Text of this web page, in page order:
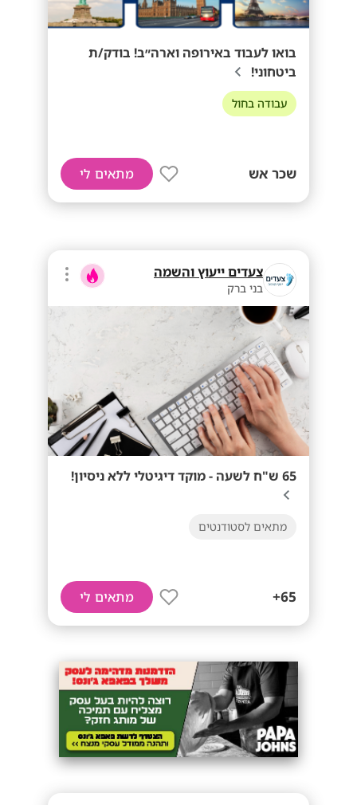
בואו לעבוד באירופה וארה״ב! בודק/ת
ביטחוני!
עבודה בחול
שכר אש מתאים לי
צעדים ייעוץ והשמה
בני ברק
65 ש"ח לשעה - מוקד דיגיטלי ללא ניסיון!
מתאים לסטודנטים
65+ מתאים לי